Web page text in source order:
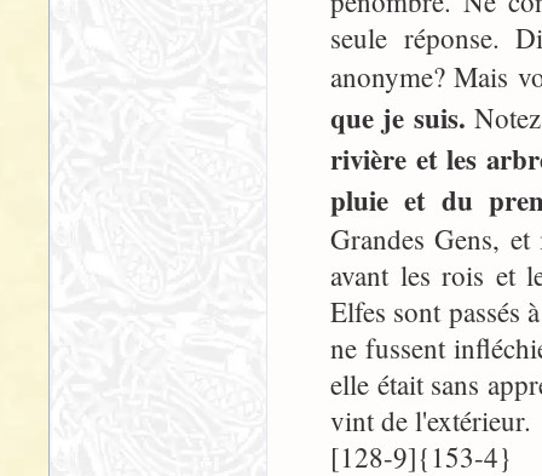
seule réponse.
anonyme? Mais
que je suis.
rivière et les
pluie et du
Grandes Gens,
avant les rois et
Elfes sont passés
ne fussent
elle était sans
vint de
[128-9]{153-4}